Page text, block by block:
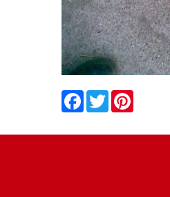
Facebook
Twitter